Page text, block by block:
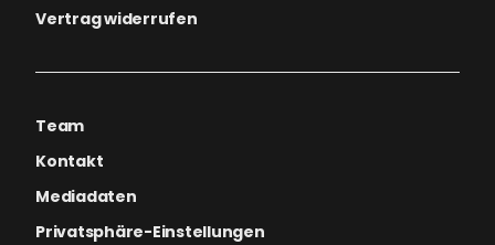
Vertrag widerrufen
Team
Kontakt
Mediadaten
Privatsphäre-Einstellungen